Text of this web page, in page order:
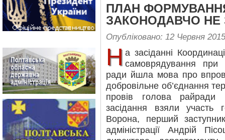
ПЛАН
ЗАКОНОДАВЧО НЕ
Опубліковано: 12 Червня 2015
Н а засіданні
самоврядування при
ради йшла мова про
добровільне об’єднання
провів голова
засідання взяли участь
Ворона, перший
адміністрації Андрій